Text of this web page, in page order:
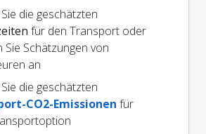
die geschätzten
für den Transport oder
Schätzungen von
an
die geschätzten
CO2-Emissionen für